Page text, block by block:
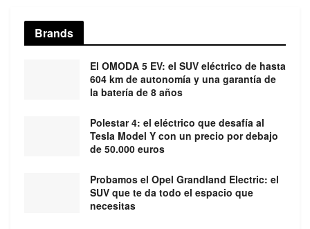
Brands
El OMODA 5 EV: el SUV eléctrico de hasta
604 km de autonomía y una garantía de
la batería de 8 años
Polestar 4: el eléctrico que desafía al
Tesla Model Y con un precio por debajo
de 50.000 euros
Probamos el Opel Grandland Electric: el
SUV que te da todo el espacio que
necesitas